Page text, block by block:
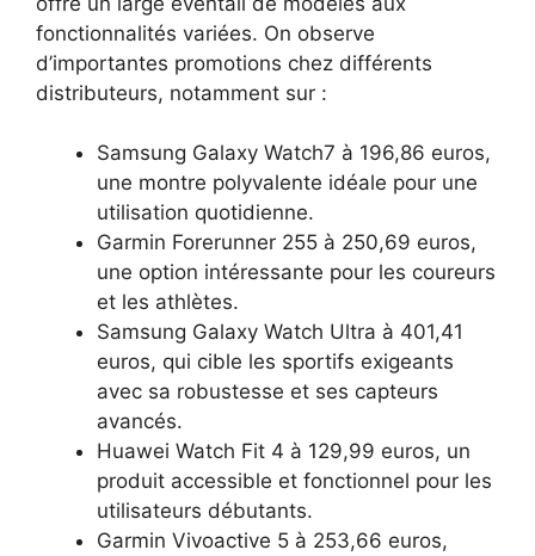
fonctionnalités variées. On observe
d’importantes promotions chez différents
distributeurs, notamment sur :
Samsung Galaxy Watch7 à 196,86 euros,
une montre polyvalente idéale pour une
utilisation quotidienne.
Garmin Forerunner 255 à 250,69 euros,
une option intéressante pour les coureurs
et les athlètes.
Samsung Galaxy Watch Ultra à 401,41
euros, qui cible les sportifs exigeants
avec sa robustesse et ses capteurs
avancés.
Huawei Watch Fit 4 à 129,99 euros, un
produit accessible et fonctionnel pour les
utilisateurs débutants.
Garmin Vivoactive 5 à 253,66 euros,